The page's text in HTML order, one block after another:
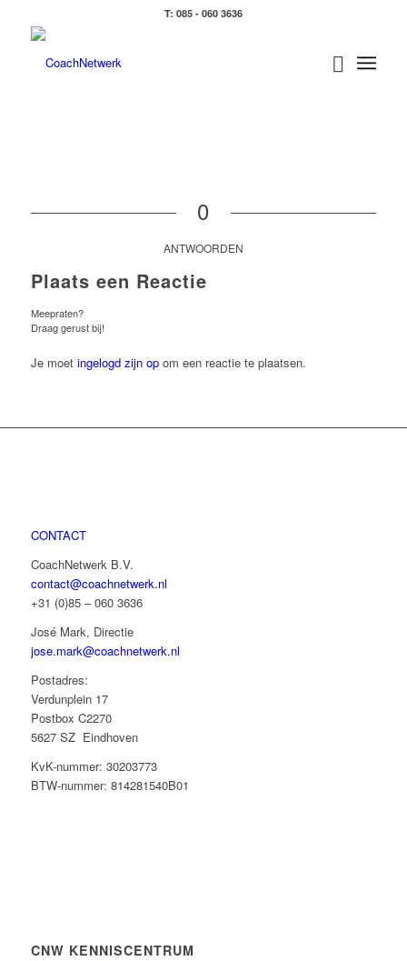
T: 085 - 060 3636
0
ANTWOORDEN
Plaats een Reactie
Meepraten?
Draag gerust bij!
Je moet ingelogd zijn opom een reactie te plaatsen.
CONTACT
CoachNetwerk B.V.
contact@coachnetwerk.nl
+31 (0)85 – 060 3636
José Mark, Directie
jose.mark@coachnetwerk.nl
Postadres:
Verdunplein 17
Postbox C2270
5627 SZ Eindhoven
KvK-nummer: 30203773
BTW-nummer: 814281540B01
CNW KENNISCENTRUM